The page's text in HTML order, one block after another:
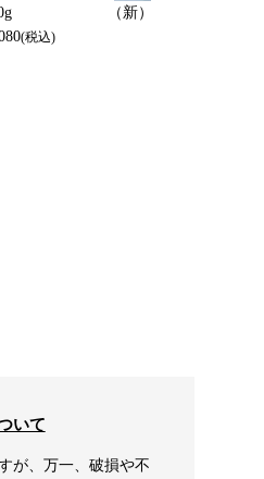
(税込)
（新）宇治抹茶・蘭
いて
が、万一、破損や不